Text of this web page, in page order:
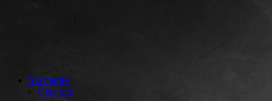
Startseite
Über uns